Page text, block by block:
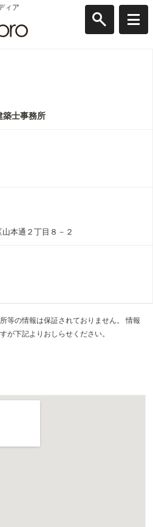
ィア
築士事務所
本通２丁目８－２
等の情報は保証されておりません。 情報
が下記よりおしらせください。